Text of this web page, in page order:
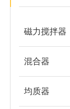
磁力搅拌器
混合器
均质器